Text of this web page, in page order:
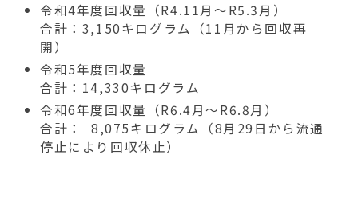
令和4年度回収量（R4.11月～R5.3月）
合計：3,150キログラム（11月から回収再
開）
令和5年度回収量
合計：14,330キログラム
令和6年度回収量（R6.4月～R6.8月）
合計： 8,075キログラム（8月29日から流通
停止により回収休止）